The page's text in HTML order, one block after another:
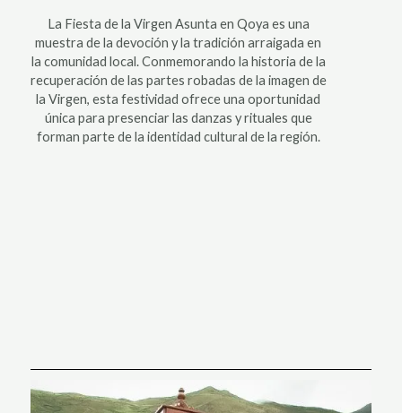
La Fiesta de la Virgen Asunta en Qoya es una
muestra de la devoción y la tradición arraigada en
la comunidad local. Conmemorando la historia de la
recuperación de las partes robadas de la imagen de
la Virgen, esta festividad ofrece una oportunidad
única para presenciar las danzas y rituales que
forman parte de la identidad cultural de la región.